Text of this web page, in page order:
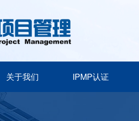
关于我们 IPMP认证